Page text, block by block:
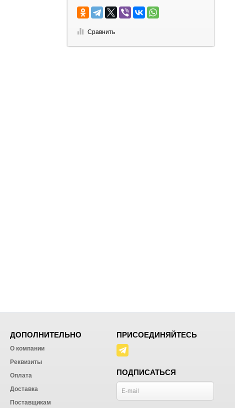
Сравнить
ДОПОЛНИТЕЛЬНО
О компании
Реквизиты
Оплата
Доставка
Поставщикам
ПРИСОЕДИНЯЙТЕСЬ
ПОДПИСАТЬСЯ